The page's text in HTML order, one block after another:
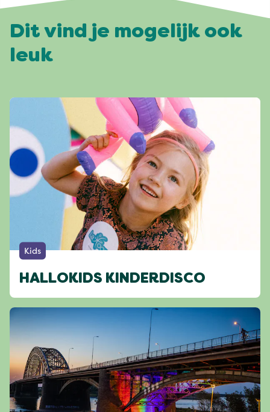
Dit vind je mogelijk ook
leuk
Kids
HALLOKIDS KINDERDISCO